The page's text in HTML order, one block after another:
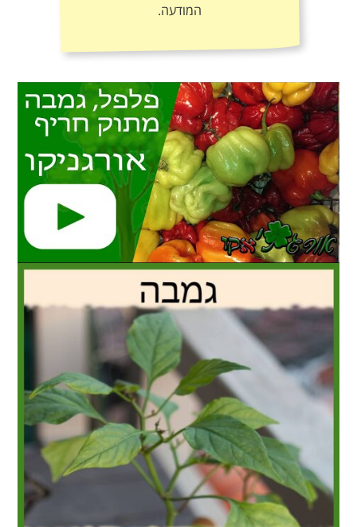
המודעה.